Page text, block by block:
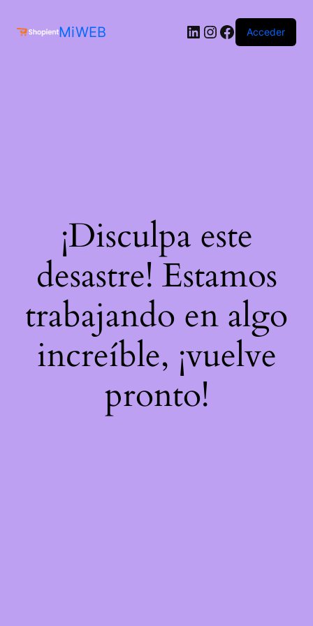
MiWEB Acceder
¡Disculpa este
desastre! Estamos
trabajando en algo
increíble, ¡vuelve
pronto!